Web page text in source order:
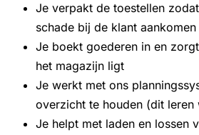
Je verpakt de toestellen
schade bij de klant aankomen
Je boekt goederen in en
het magazijn ligt
Je werkt met ons
overzicht te houden (dit leren
Je helpt met laden en lossen